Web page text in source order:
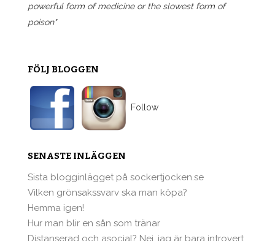
powerful form of medicine or the slowest form of
poison"
FÖLJ BLOGGEN
Follow
SENASTE INLÄGGEN
Sista blogginlägget på sockertjocken.se
Vilken grönsakssvarv ska man köpa?
Hemma igen!
Hur man blir en sån som tränar
Distanserad och asocial? Nej, jag är bara introvert.